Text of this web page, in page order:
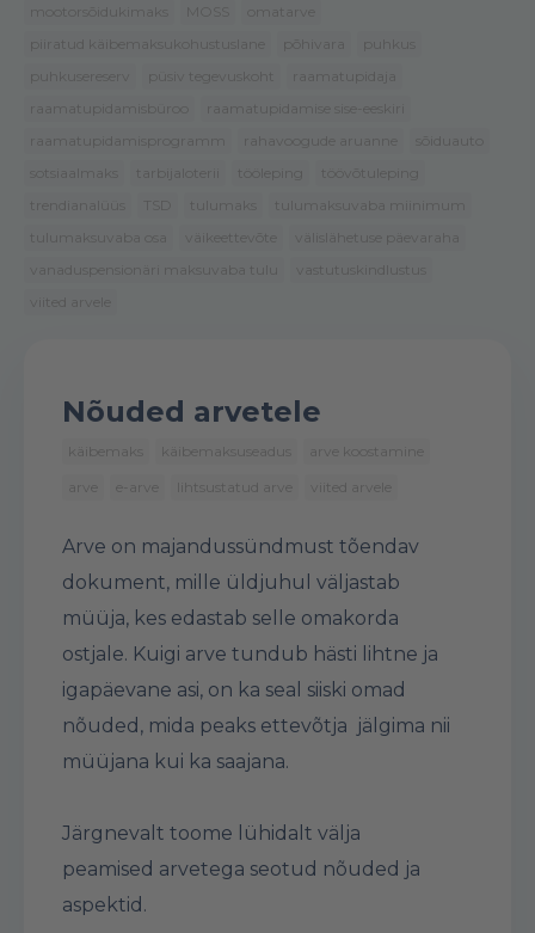
mootorsõidukimaks
omatarve
piiratud käibemaksukohustuslane
põhivara
puhkus
puhkusereserv
püsiv tegevuskoht
raamatupidaja
raamatupidamisbüroo
raamatupidamise sise-eeskiri
raamatupidamisprogramm
rahavoogude aruanne
sõiduauto
sotsiaalmaks
tarbijaloterii tööleping
töövõtuleping
trendianalüüs
tulumaks
tulumaksuvaba miinimum
tulumaksuvaba osa
väikeettevõte
välislähetuse päevaraha
vanaduspensionäri maksuvaba tulu
vastutuskindlustus
viited arvele
Nõuded arvetele
käibemaks käibemaksuseadus
arve koostamine
arve
e-arve lihtsustatud arve viited arvele
Arve on majandussündmust tõendav
dokument, mille üldjuhul väljastab
müüja, kes edastab selle omakorda
ostjale. Kuigi arve tundub hästi lihtne ja
igapäevane asi, on ka seal siiski omad
nõuded, mida peaks ettevõtja jälgima nii
müüjana kui ka saajana.
Järgnevalt toome lühidalt välja
peamised arvetega seotud nõuded ja
aspektid.